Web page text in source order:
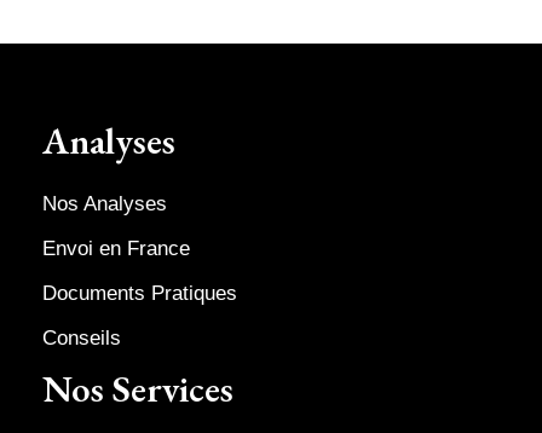
Analyses
Nos Analyses
Envoi en France
Documents Pratiques
Conseils
Nos Services